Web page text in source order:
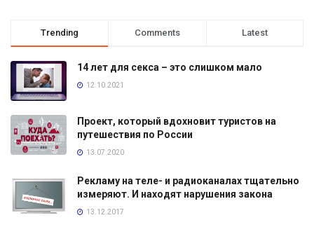
Trending Comments Latest
14 лет для секса – это слишком мало
12.10.2021
Проект, который вдохновит туристов на
путешествия по России
13.07.2020
Рекламу на теле- и радиоканалах тщательно
измеряют. И находят нарушения закона
13.12.2017